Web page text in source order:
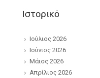
Ιστορικό
Ιούλιος 2026
Ιούνιος 2026
Μάιος 2026
Απρίλιος 2026